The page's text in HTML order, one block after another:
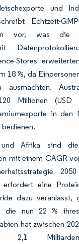
und
Echtzeit-
vor, was die
Stores
18 %, da
Millionen
in den
bedienen.
Afrika sind die
mit einem CAGR
erfordert eine
dazu veranlasst,
die nun 22 %
hat zwischen
2,1